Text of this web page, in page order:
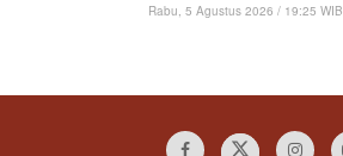
Rabu, 5 Agustus 2026 / 19:25 WIB